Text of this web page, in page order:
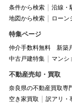
条件から検索 沿線・
地図から検索
ローン
特集ページ
仲介手数料無料 新築
中古戸建特集
マンシ
不動産売却・買取
奈良県の不動産買取専
空き家買取
訳アリ・